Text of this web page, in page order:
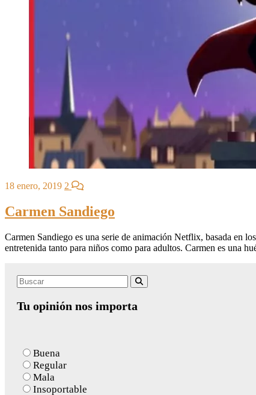
18 enero, 2019 2
Carmen Sandiego
Carmen Sandiego es una serie de animación Netflix, basada en
entretenida tanto para niños como para adultos. Carmen es una
Search
Tu opinión nos importa
Buena
Regular
Mala
Insoportable